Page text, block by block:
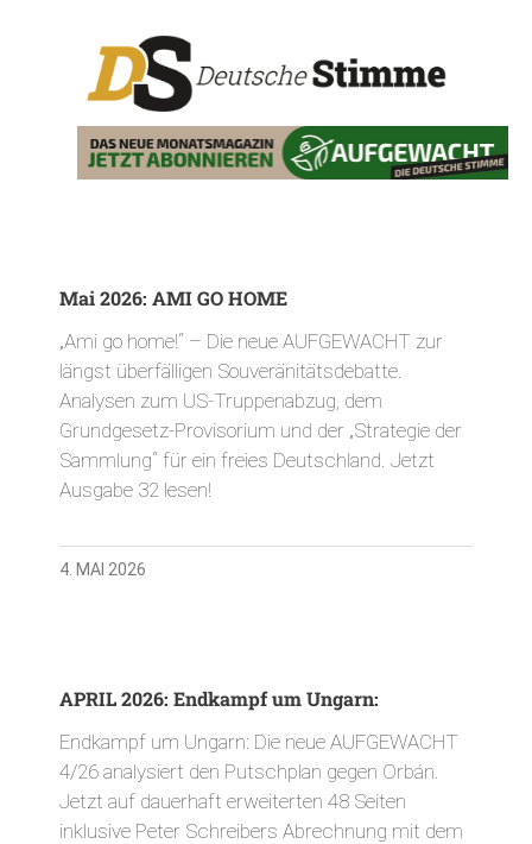
Mai 2026: AMI GO HOME
„Ami go home!“ – Die neue AUFGEWACHT zur
längst überfälligen Souveränitätsdebatte.
Analysen zum US-Truppenabzug, dem
Grundgesetz-Provisorium und der „Strategie der
Sammlung“ für ein freies Deutschland. Jetzt
Ausgabe 32 lesen!
4. MAI 2026
APRIL 2026: Endkampf um Ungarn:
Endkampf um Ungarn: Die neue AUFGEWACHT
4/26 analysiert den Putschplan gegen Orbán.
Jetzt auf dauerhaft erweiterten 48 Seiten
inklusive Peter Schreibers Abrechnung mit dem